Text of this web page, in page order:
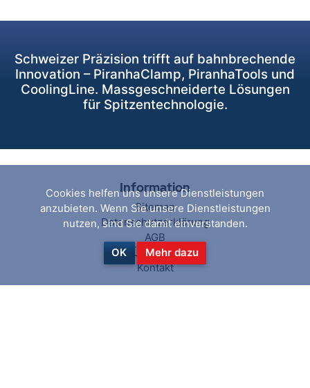
Schweizer Präzision trifft auf bahnbrechende
Innovation – PiranhaClamp, PiranhaTools und
CoolingLine. Massgeschneiderte Lösungen
für Spitzentechnologie.
Information
Sitemap
Datenschutzerklärung
AGB
Über uns
Kontakt
Cookies helfen uns unsere Dienstleistungen
anzubieten. Wenn Sie unsere Dienstleistungen
nutzen, sind Sie damit einverstanden.
OK Mehr dazu